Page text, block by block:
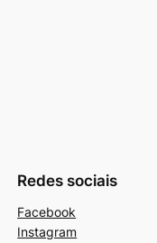
Redes sociais
Facebook
Instagram